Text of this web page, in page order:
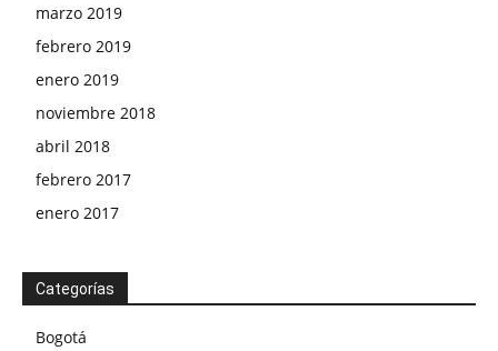
marzo 2019
febrero 2019
enero 2019
noviembre 2018
abril 2018
febrero 2017
enero 2017
Categorías
Bogotá